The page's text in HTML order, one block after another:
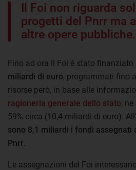
Il Foi non riguarda
progetti del Pnrr ma
altre opere pubbliche.
Fino ad ora il Foi è stato finanziato
miliardi di euro, programmati fino
risorse però, in base alle
ragioneria generale dello stato,
59% circa (10,4 miliardi di euro).
sono 8,1 miliardi i fondi assegnati
Pnrr
Le assegnazioni del Foi